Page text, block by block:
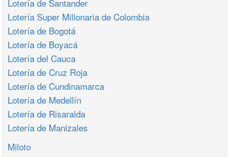
Lotería de Santander
Lotería Super Millonaria de Colombia
Lotería de Bogotá
Lotería de Boyacá
Lotería del Cauca
Lotería de Cruz Roja
Lotería de Cundinamarca
Lotería de Medellín
Lotería de Risaralda
Lotería de Manizales
Miloto